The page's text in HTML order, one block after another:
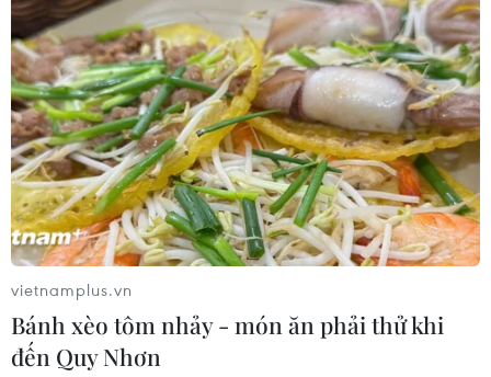
vietnamplus.vn
Bánh xèo tôm nhảy - món ăn phải thử khi
đến Quy Nhơn